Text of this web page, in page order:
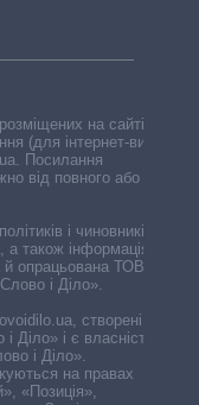
на сайті,
(для інтернет-видань
Посилання
від повного або
і чиновників,
також інформація про
й опрацьована ТОВ «ІА
і Діло».
створені ГО
Діло» і є власністю
і Діло».
на правах
«Позиція»,